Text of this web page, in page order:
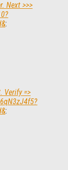
Next >>>
:
Verify =>
: